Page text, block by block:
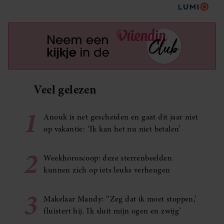
Veel gelezen
1
Anouk is net gescheiden en gaat dit jaar niet
op vakantie: ‘Ik kan het nu niet betalen’
2
Weekhoroscoop: deze sterrenbeelden
kunnen zich op iets leuks verheugen
3
Makelaar Mandy: ‘‘Zeg dat ik moet stoppen,’
fluistert hij. Ik sluit mijn ogen en zwijg’